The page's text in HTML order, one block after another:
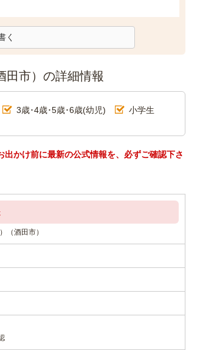
く
田市）の詳細情報
3歳･4歳･5歳･6歳(幼児)
小学生
かけ前に最新の公式情報を、必ずご確認下さ
（酒田市）